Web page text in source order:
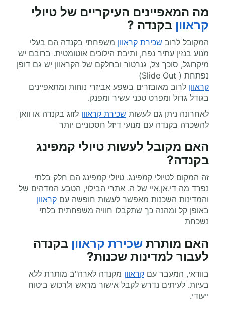
מה המאפיינים העיקריים של טיולי
קראוון בקנדה ?
המקובל לרוב שכירת קראוון משפחתי בקנדה הם בעלי
מנוע בנזין עתיר נפח, ותיבת הילוכים אוטומטית. ברובם יש
מיקרוגל, סוכך צל, גנרטור ובחלקם של הקראוון יש גם דופן
נפתחת ( Slide Out)
קראוון לרוב מאובזרים בשפע אביזרי נוחות ומתאפיינים
בגודל גדול ומפרט טכני עשיר ומפנק.
לאחרונה ניתן גם לעשות שכירת קראוון לזוג בקנדה או וואן
להשכרה בקנדה עם מנועי דיזל חסכוניים יותר
האם מקובל לעשות טיולי קמפינג
בקנדה?
זה המקום לטיולי קמפינג. טיולי קמפינג הם חלק בלתי
נפרד מה די.אן.איי של ה. אתרי הבילוי, הטבע המדהים של
והמדינות השכנות מאפשר לעשות חופשה עם קראוון
באופן קל ומהנה כך שתקבלו חוויה משפחתית בלתי
נשכחת
האם מותרת שכירת קראוון בקנדה
לעבור למדינות שכנות?
בוודאי, המעבר עם קראוון מקנדה לארה"ב מותרת ללא
בעיות. לעיתים נדרש לקבל אישור מראש ולרכוש ביטוח
ייעודי.